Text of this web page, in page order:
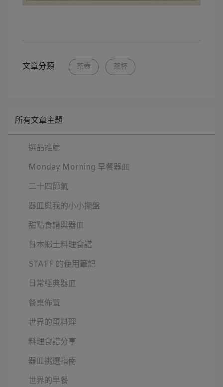
文章分類 茶壺 茶杯
所有文章主題
選品推薦
Monday Morning 早餐器皿
二十四節氣
器皿與我的小小擺盤
甜點食譜與器皿
日本鄉土料理食譜
STAFF 的使用筆記
日常經典器皿
餐桌佈置
世界的蛋料理
料理食譜分享
器皿挑選指南
世界的早餐